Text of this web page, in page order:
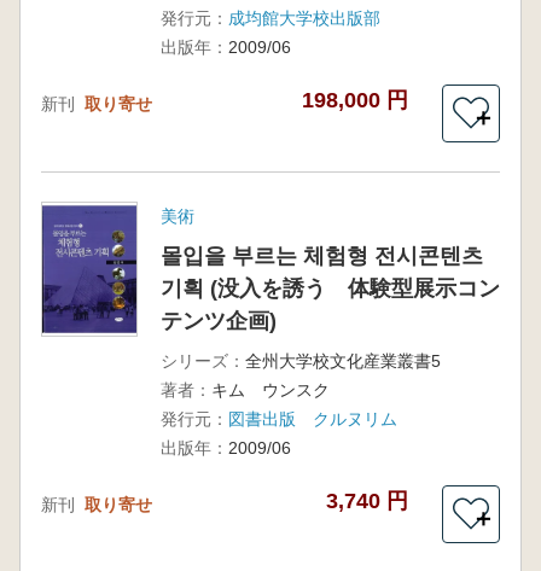
発行元： 成均館大学校出版部
出版年： 2009/06
新刊 取り寄せ 198,000 円
＋
美術
몰입을 부르는 체험형 전시콘텐츠
기획 (没入を誘う 体験型展示コン
テンツ企画)
シリーズ： 全州大学校文化産業叢書5
著者： キム ウンスク
発行元： 図書出版 クルヌリム
出版年： 2009/06
新刊 取り寄せ 3,740 円
＋